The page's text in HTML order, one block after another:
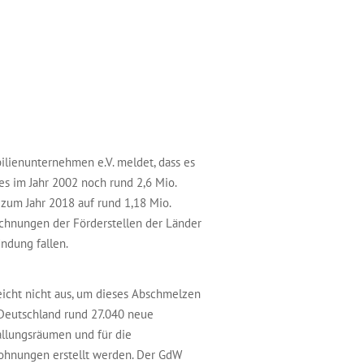
e.V. meldet, dass es
im Jahr 2002 noch rund 2,6 Mio.
Jahr 2018 auf rund 1,18 Mio.
der Förderstellen der Länder
fallen.
nicht aus, um dieses Abschmelzen
rund 27.040 neue
und für die
erstellt werden. Der GdW